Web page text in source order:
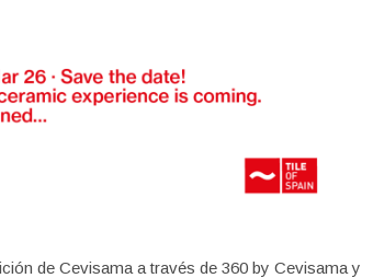
de Cevisama a través de 360 by Cevisama y